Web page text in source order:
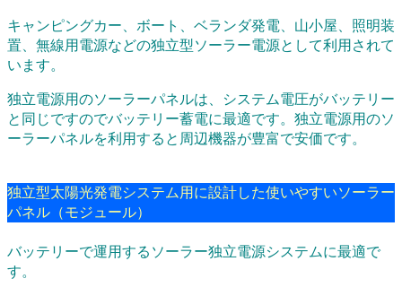
キャンピングカー、ボート、ベランダ発電、山小屋、照明装
置、無線用電源などの独立型ソーラー電源として利用されて
います。
独立電源用のソーラーパネルは、システム電圧がバッテリー
と同じですのでバッテリー蓄電に最適です。独立電源用のソ
ーラーパネルを利用すると周辺機器が豊富で安価です。
独立型太陽光発電システム用に設計した使いやすいソーラー
パネル（モジュール）
バッテリーで運用するソーラー独立電源システムに最適で
す。